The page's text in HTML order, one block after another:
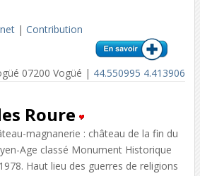
| Contribution
07200 Vogüé | 44.550995 4.413906
Roure
magnanerie : château de la fin du
Age classé Monument Historique
Haut lieu des guerres de religions